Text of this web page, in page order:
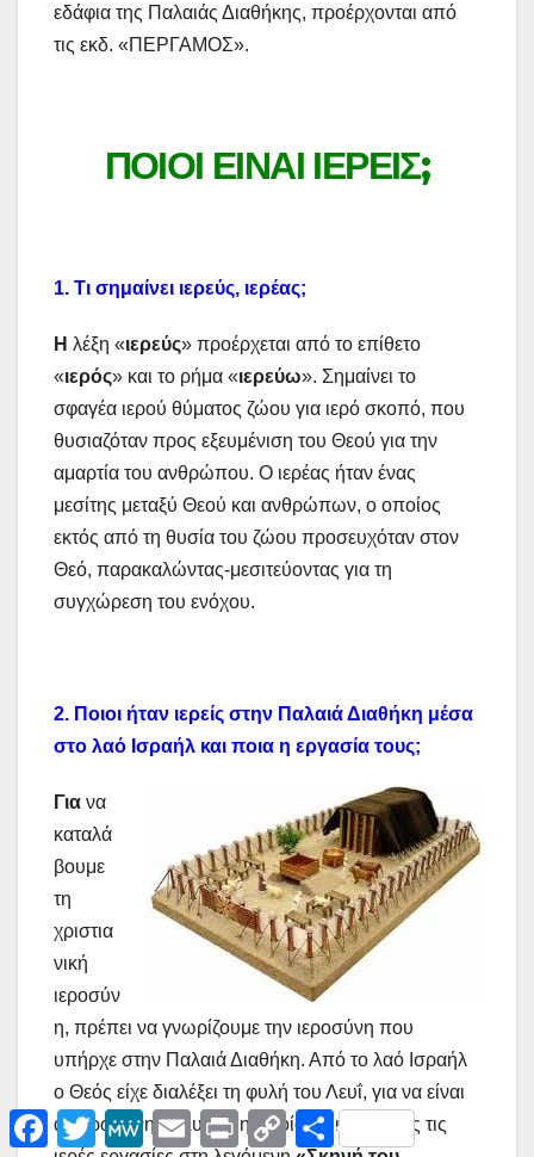
εδάφια της Παλαιάς Διαθήκης, προέρχονται από
τις εκδ. «ΠΕΡΓΑΜΟΣ».
ΠΟΙΟΙ ΕΙΝΑΙ ΙΕΡΕΙΣ;
1. Τι σημαίνει ιερεύς, ιερέας;
Η λέξη «ιερεύς» προέρχεται από το επίθετο
«ιερός» και το ρήμα «ιερεύω». Σημαίνει το
σφαγέα ιερού θύματος ζώου για ιερό σκοπό, που
θυσιαζόταν προς εξευμένιση του Θεού για την
αμαρτία του ανθρώπου. Ο ιερέας ήταν ένας
μεσίτης μεταξύ Θεού και ανθρώπων, ο οποίος
εκτός από τη θυσία του ζώου προσευχόταν στον
Θεό, παρακαλώντας-μεσιτεύοντας για τη
συγχώρεση του ενόχου.
2. Ποιοι ήταν ιερείς στην Παλαιά Διαθήκη μέσα
στο λαό Ισραήλ και ποια η εργασία τους;
Για να
καταλά
βουμε
τη
χριστια
νική
ιεροσύν
η, πρέπει να γνωρίζουμε την ιεροσύνη που
υπήρχε στην Παλαιά Διαθήκη. Από το λαό Ισραήλ
ο Θεός είχε διαλέξει τη φυλή του Λευΐ, για να είναι
αφιερωμένη σ’ Αυτόν, η οποία να κάνει όλες τις
F
a
T
w
M
e
E
m
P
r
C
o
Μ
ο